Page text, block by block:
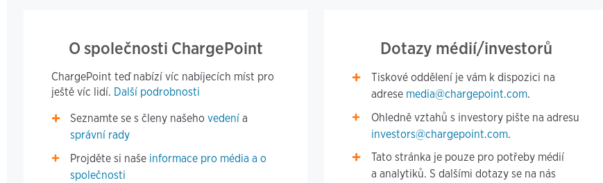
O společnosti ChargePoint
ChargePoint teď nabízí víc nabíjecích míst pro
ještě víc lidí. Další podrobnosti
Seznamte se s členy našehovedení a
správní rady
Projděte si naše informace pro média a o
společnosti
Dotazy médií/investorů
Tiskové oddělení je vám k dispozici na
adrese media@chargepoint.com.
Ohledně vztahů s investory pište na adresu
investors@chargepoint.com.
Tato stránka je pouze pro potřeby médií
a analytiků. S dalšími dotazy se na nás